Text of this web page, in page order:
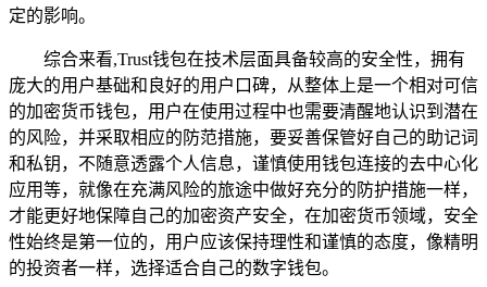
定的影响。
综合来看,Trust钱包在技术层面具备较高的安全性，拥有
庞大的用户基础和良好的用户口碑，从整体上是一个相对可信
的加密货币钱包，用户在使用过程中也需要清醒地认识到潜在
的风险，并采取相应的防范措施，要妥善保管好自己的助记词
和私钥，不随意透露个人信息，谨慎使用钱包连接的去中心化
应用等，就像在充满风险的旅途中做好充分的防护措施一样，
才能更好地保障自己的加密资产安全，在加密货币领域，安全
性始终是第一位的，用户应该保持理性和谨慎的态度，像精明
的投资者一样，选择适合自己的数字钱包。